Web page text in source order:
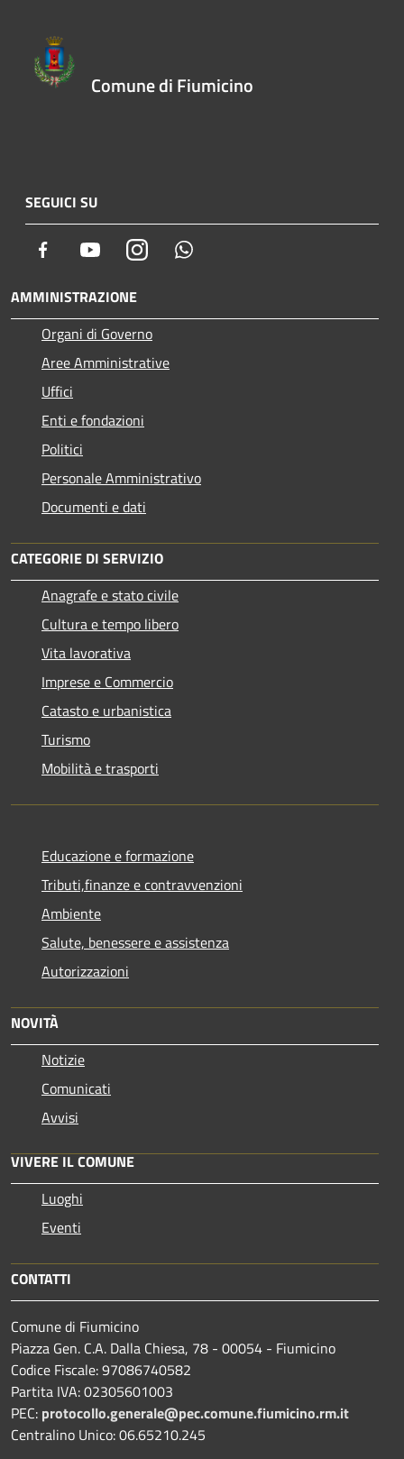
Comune di Fiumicino
SEGUICI SU
Facebook YoutubeInstagram
AMMINISTRAZIONE
Organi di Governo
Aree Amministrative
Uffici
Enti e fondazioni
Politici
Personale Amministrativo
Documenti e dati
CATEGORIE DI SERVIZIO
Anagrafe e stato civile
Cultura e tempo libero
Vita lavorativa
Imprese e Commercio
Catasto e urbanistica
Turismo
Mobilità e trasporti
Educazione e formazione
Tributi,finanze e contravvenzioni
Ambiente
Salute, benessere e assistenza
Autorizzazioni
NOVITÀ
Notizie
Comunicati
Avvisi
VIVERE IL COMUNE
Luoghi
Eventi
CONTATTI
Comune di Fiumicino
Piazza Gen. C.A. Dalla Chiesa, 78 - 00054 - Fiumicino
Codice Fiscale: 97086740582
Partita IVA: 02305601003
PEC: protocollo.generale@pec.comune.fiumicino.rm.it
Centralino Unico: 06.65210.245